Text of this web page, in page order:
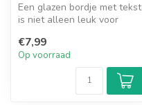
Een glazen bordje met tekst
is niet alleen leuk voor
€7,99
Op voorraad